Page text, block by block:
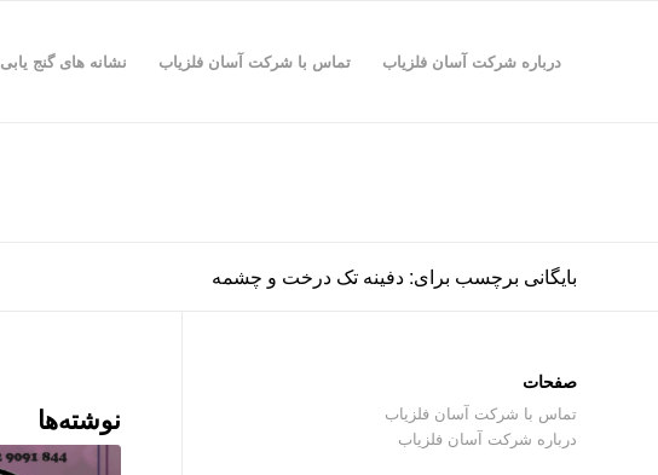
درباره شرکت آسان فلزیاب تماس با شرکت آسان فلزیاب نشانه های گنج یابی
بایگانی برچسب برای: دفینه تک درخت و چشمه
نوشته‌ها
صفحات
تماس با شرکت آسان فلزیاب
درباره شرکت آسان فلزیاب